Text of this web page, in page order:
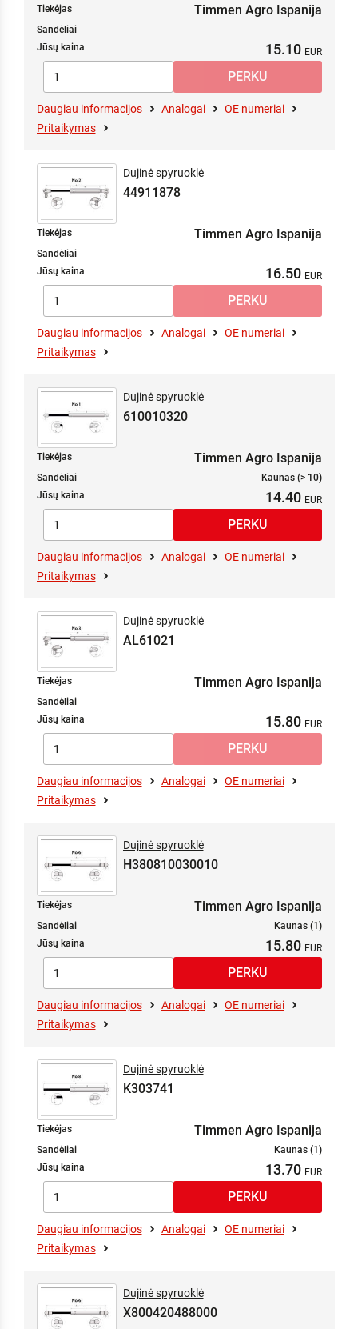
Tiekėjas Timmen Agro Ispanija
Sandėliai
Jūsų kaina
15.10
Daugiau informacijos Analogai
OE numeriai
Pritaikymas
Dujinė spyruoklė
44911878
Tiekėjas Timmen Agro Ispanija
Sandėliai
Jūsų kaina
16.50
Daugiau informacijos Analogai
OE numeriai
Pritaikymas
Dujinė spyruoklė
610010320
Tiekėjas Timmen Agro Ispanija
Sandėliai
Kaunas (> 10)
Jūsų kaina
14.40
Daugiau informacijos Analogai
OE numeriai
Pritaikymas
Dujinė spyruoklė
AL61021
Tiekėjas Timmen Agro Ispanija
Sandėliai
Jūsų kaina
15.80
Daugiau informacijos Analogai
OE numeriai
Pritaikymas
Dujinė spyruoklė
H380810030010
Tiekėjas Timmen Agro Ispanija
Sandėliai
Kaunas (1)
Jūsų kaina
15.80
Daugiau informacijos Analogai
OE numeriai
Pritaikymas
Dujinė spyruoklė
K303741
Tiekėjas Timmen Agro Ispanija
Sandėliai
Kaunas (1)
Jūsų kaina
13.70
Daugiau informacijos Analogai
OE numeriai
Pritaikymas
Dujinė spyruoklė
X800420488000